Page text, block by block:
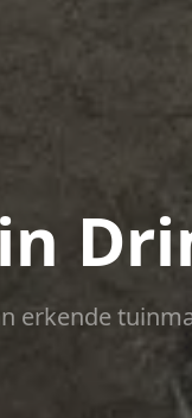
erkende